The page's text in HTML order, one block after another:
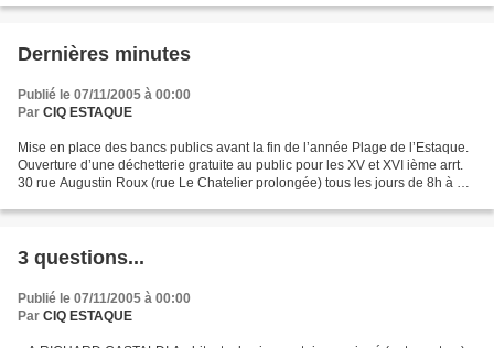
Dernières minutes
Publié le 07/11/2005 à 00:00
Par CIQ ESTAQUE
Mise en place des bancs publics avant la fin de l’année Plage de l’Estaque.
Ouverture d’une déchetterie gratuite au public pour les XV et XVI ième arrt.
30 rue Augustin Roux (rue Le Chatelier prolongée) tous les jours de 8h à 12
3 questions...
Publié le 07/11/2005 à 00:00
Par CIQ ESTAQUE